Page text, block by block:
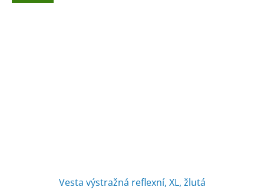
Vesta výstražná reflexní, XL, žlutá